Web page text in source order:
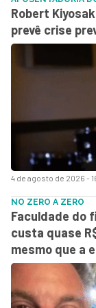
4 de agosto de 2026 -
Robert
prevê crise
NO ZERO A ZERO
Faculdade do
custa quase
mesmo que a